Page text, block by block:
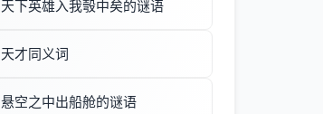
天下英雄入我彀中矣的谜语
天才同义词
悬空之中出船舱的谜语